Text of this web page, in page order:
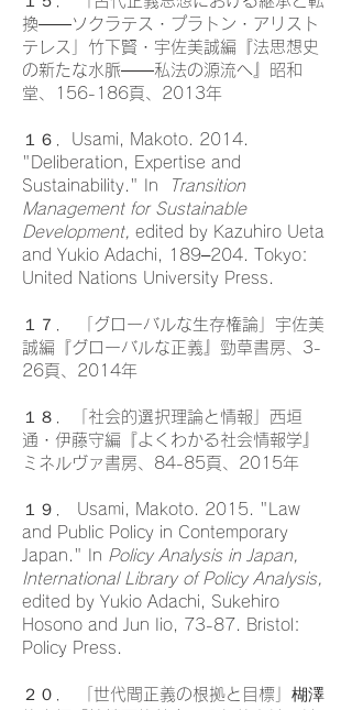
換――ソクラテス・プラトン・アリスト
テレス」竹下賢・宇佐美誠編『法思想史
の新たな水脈――私法の源流へ』昭和
堂、156-186頁、2013年
１６．Usami, Makoto. 2014.
"Deliberation, Expertise and
Sustainability." In
Transition
Management for Sustainable
Development, edited by Kazuhiro Ueta
and Yukio Adachi, 189–204. Tokyo:
United Nations University Press.
１７． 「グローバルな生存権論」宇佐美
誠編『グローバルな正義』勁草書房、3-
26頁、2014年
１８．「社会的選択理論と情報」西垣
通・伊藤守編『よくわかる社会情報学』
ミネルヴァ書房、84-85頁、2015年
１９． Usami, Makoto. 2015. "Law
and Public Policy in Contemporary
Japan." In Policy Analysis in Japan,
International Library of Policy Analysis,
edited by Yukio Adachi, Sukehiro
Hosono and Jun Iio, 73-87. Bristol:
Policy Press.
２０． 「世代間正義の根拠と目標」楜澤